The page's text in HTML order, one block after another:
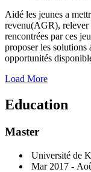
Aidé les jeunes a
revenu(AGR), relever
rencontrées par ces
proposer les solutions
opportunités
Load More
Education
Master
Université de
Mar 2017 -